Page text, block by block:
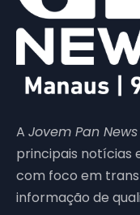
A Jovem Pan
principais notícias
com foco em
informação de